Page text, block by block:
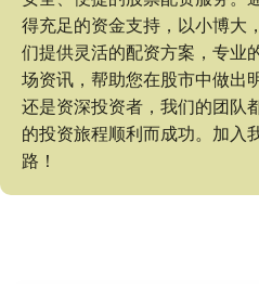
得充足的资金支持，以小博大
们提供灵活的配资方案，专业
场资讯，帮助您在股市中做出
还是资深投资者，我们的团队
的投资旅程顺利而成功。加入
路！